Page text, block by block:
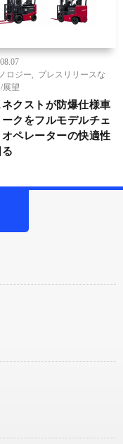
ロジー
プレスリリースな
展望
ネクストが防爆仕様車
クをフルモデルチェ
ペレーターの快適性